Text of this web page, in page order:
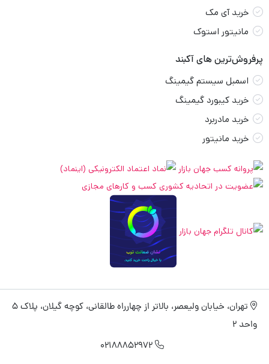
خرید آی مک
مانیتور استوک
پرفروش‌ترین های آکبند
اسمبل سیستم گیمینگ
خرید کیبورد گیمینگ
خرید مادربرد
خرید مانیتور
تهران، خیابان ولیعصر، بالاتر از چهارراه طالقانی، کوچه گیلان، پلاک 5
واحد 2
02188852972